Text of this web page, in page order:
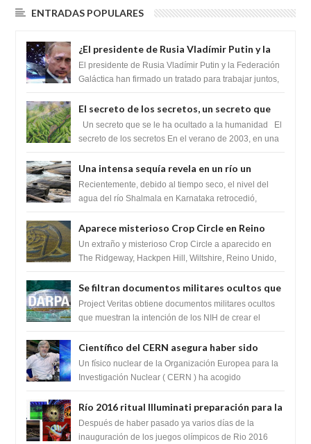
ENTRADAS POPULARES
¿El presidente de Rusia Vladímir Putin y la
Federación Galactica han firmado un
tratado para acabar con los Sionistas?
El presidente de Rusia Vladímir Putin y la Federación
Galáctica han firmado un tratado para trabajar juntos,
El secreto de los secretos, un secreto que
cambiaría por completo el destino de la
humanidad
Un secreto que se le ha ocultado a la humanidad El
secreto de los secretos En el verano de 2003, en una
Una intensa sequía revela en un río un
impresionante hallazgo de miles de Shiva
Lingas
Recientemente, debido al tiempo seco, el nivel del
agua del río Shalmala en Karnataka retrocedió,
Aparece misterioso Crop Circle en Reino
Unido 23 de junio 2016
Un extraño y misterioso Crop Circle a aparecido en
The Ridgeway, Hackpen Hill, Wiltshire, Reino Unido,
Se filtran documentos militares ocultos que
muestran la intención de los NIH de crear el
SARS-CoV-2, utilizando la investigación de
Project Veritas obtiene documentos militares ocultos
que muestran la intención de los NIH de crear el
Científico del CERN asegura haber sido
ayudado por seres de luz durante una
prueba del Colisionador de Hadrones
Un físico nuclear de la Organización Europea para la
Investigación Nuclear ( CERN ) ha acogido
Río 2016 ritual Illuminati preparación para la
llegada del anticristo o una entidad
extraterrestre
Después de haber pasado ya varios días de la
inauguración de los juegos olímpicos de Rio 2016